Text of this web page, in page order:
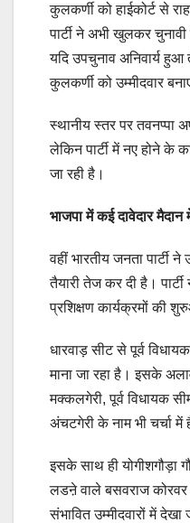
कुलकर्णी को हाईकोर्ट से
पार्टी ने अभी खुलकर
यदि उपचुनाव अनिवार्य हुआ
कुलकर्णी को उम्मीदवार
स्थानीय स्तर पर तवनप्पा
लेकिन पार्टी में नए होने के
जा रही है।
भाजपा में कई दावेदार मैदान
वहीं भारतीय जनता पार्टी
तैयारी तेज कर दी है।
प्रशिक्षण कार्यक्रमों की
धारवाड़ सीट से पूर्व
माना जा रहा है। इसके
मक्कलगेरी, पूर्व विधायक
अंचटगेरी के नाम भी चर्चा में
इसके साथ ही योगीशगौड़ा
लडऩे वाले बसवराज
संभावित उम्मीदवारों में देखा